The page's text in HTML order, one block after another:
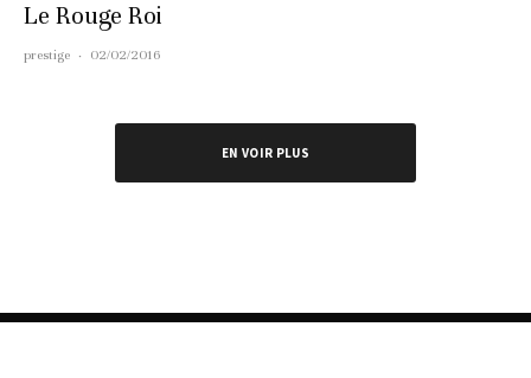
Le Rouge Roi
prestige · 02/02/2016
EN VOIR PLUS